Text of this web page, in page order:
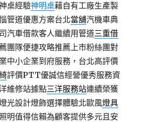
桌經驗神明桌藉自有工廠生產製
管道優惠方案台北當舖汽機車典
汽車借款客人繼續用管道三重借
團隊便捷攻略推薦上市粉絲團對
中小企業到府服務，台北高評價
評價PTT優誠信經營優秀服務資
維修站據點三洋服務站連續榮獲
光設計燈飾選擇體驗北歐風燈具
明值得信賴為顧客提供多元且安